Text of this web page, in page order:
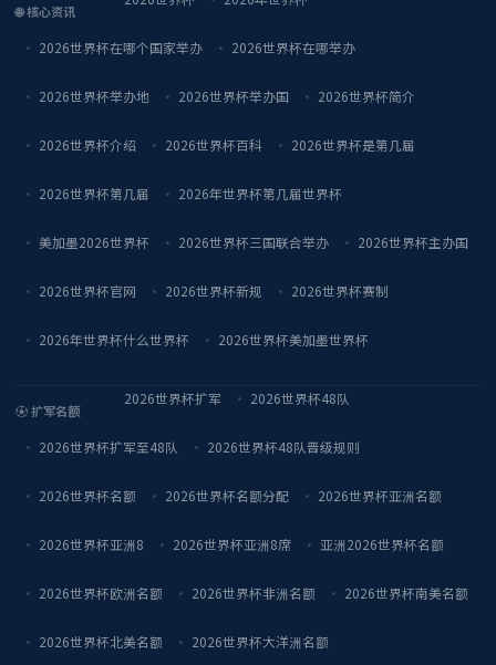
🌐 核心资讯
2026世界杯在哪个国家举办 2026世界杯在哪举办
2026世界杯举办地 2026世界杯举办国 2026世界杯简介
2026世界杯介绍 2026世界杯百科 2026世界杯是第几届
2026世界杯第几届 2026年世界杯第几届世界杯
美加墨2026世界杯 2026世界杯三国联合举办 2026世界杯主办国
2026世界杯官网 2026世界杯新规 2026世界杯赛制
2026年世界杯什么世界杯 2026世界杯美加墨世界杯
⚽ 扩军名额
2026世界杯扩军 2026世界杯48队
2026世界杯扩军至48队 2026世界杯48队晋级规则
2026世界杯名额 2026世界杯名额分配 2026世界杯亚洲名额
2026世界杯亚洲8 2026世界杯亚洲8席 亚洲2026世界杯名额
2026世界杯欧洲名额 2026世界杯非洲名额 2026世界杯南美名额
2026世界杯北美名额 2026世界杯大洋洲名额